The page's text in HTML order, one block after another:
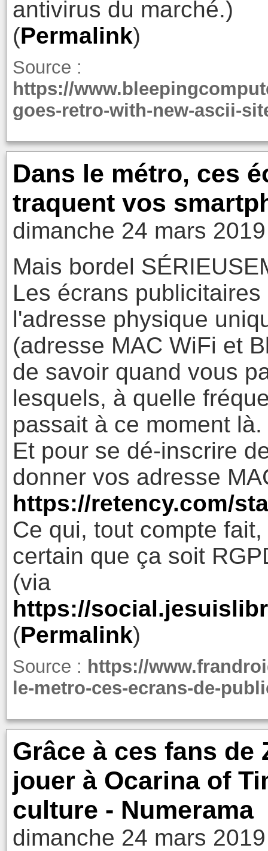
antivirus du marché.)
(Permalink)
Source :
https://
goes-retro-with-new-ascii-
Dans le métro, ces
traquent vos
dimanche 24 mars
Mais bordel
Les écrans
l'adresse physique
(adresse MAC WiFi et
de savoir quand vous
lesquels, à quelle
passait à ce moment là.
Et pour se dé-inscrire
donner vos adresse
https://retency.com/
Ce qui, tout compte
certain que ça soit
(via
https://
(Permalink)
Source : https://
le-metro-ces-ecrans-de-
Grâce à ces fans de
jouer à Ocarina of
culture - Numerama
dimanche 24 mars